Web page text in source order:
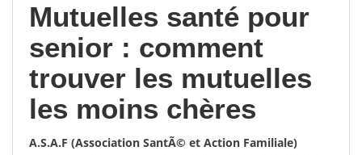
Mutuelles santé pour
senior : comment
trouver les mutuelles
les moins chères
A.S.A.F (Association SantÃ© et Action Familiale)